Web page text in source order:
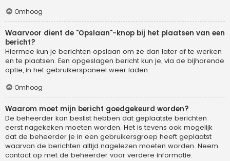
Omhoog
Waarvoor dient de "Opslaan"-knop bij het plaatsen van een
bericht?
Hiermee kun je berichten opslaan om ze dan later af te werken
en te plaatsen. Een opgeslagen bericht kun je, via de bijhorende
optie, in het gebruikerspaneel weer laden.
Omhoog
Waarom moet mijn bericht goedgekeurd worden?
De beheerder kan beslist hebben dat geplaatste berichten
eerst nagekeken moeten worden. Het is tevens ook mogelijk
dat de beheerder je in een gebruikersgroep heeft geplaatst
waarvan de berichten altijd nagelezen moeten worden. Neem
contact op met de beheerder voor verdere informatie.